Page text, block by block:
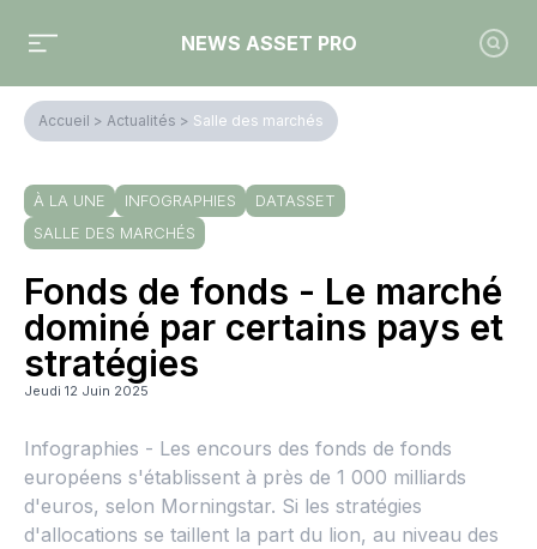
NEWS ASSET PRO
Accueil > Actualités > Salle des marchés
À LA UNE INFOGRAPHIES
DATASSET
SALLE DES MARCHÉS
Fonds de fonds - Le marché
dominé par certains pays et
stratégies
Jeudi 12 Juin 2025
Infographies - Les encours des fonds de fonds
européens s'établissent à près de 1 000 milliards
d'euros, selon Morningstar. Si les stratégies
d'allocations se taillent la part du lion, au niveau des